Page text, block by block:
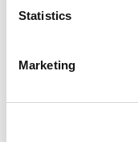
Statistics
Marketing
Más información